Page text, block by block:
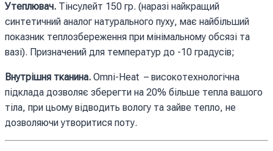
Утеплювач. Тінсулейт 150 гр. (наразі найкращий
синтетичний аналог натурального пуху, має найбільший
показник теплозбереження при мінімальному обсязі та
вазі). Призначений для температур до -10 градусів;
Внутрішня тканина. Omni-Heat – високотехнологічна
підклада дозволяє зберегти на 20% більше тепла вашого
тіла, при цьому відводить вологу та зайве тепло, не
дозволяючи утворитися поту.